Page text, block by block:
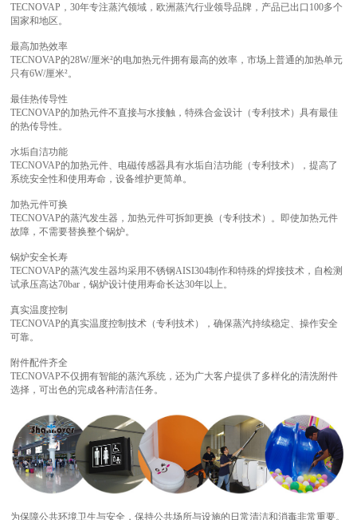
TECNOVAP，30年专注蒸汽领域，欧洲蒸汽行业领导品牌，产品已出口100多个
国家和地区。
最高加热效率
TECNOVAP的28W/厘米²的电加热元件拥有最高的效率，市场上普通的加热单元
只有6W/厘米²。
最佳热传导性
TECNOVAP的加热元件不直接与水接触，特殊合金设计（专利技术）具有最佳
的热传导性。
水垢自洁功能
TECNOVAP的加热元件、电磁传感器具有水垢自洁功能（专利技术），提高了
系统安全性和使用寿命，设备维护更简单。
加热元件可换
TECNOVAP的蒸汽发生器，加热元件可拆卸更换（专利技术）。即使加热元件
故障，不需要替换整个锅炉。
锅炉安全长寿
TECNOVAP的蒸汽发生器均采用不锈钢AISI304制作和特殊的焊接技术，自检测
试承压高达70bar，锅炉设计使用寿命长达30年以上。
真实温度控制
TECNOVAP的真实温度控制技术（专利技术），确保蒸汽持续稳定、操作安全
可靠。
附件配件齐全
TECNOVAP不仅拥有智能的蒸汽系统，还为广大客户提供了多样化的清洗附件
选择，可出色的完成各种清洁任务。
为保障公共环境卫生与安全，保持公共场所与设施的日常清洁和消毒非常重要。